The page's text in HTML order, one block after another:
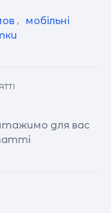
,
мобільні
для вас